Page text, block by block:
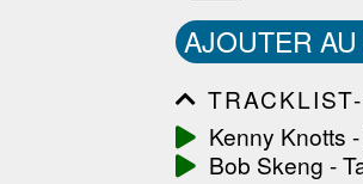
AJOUTER
Kenny Knotts
Bob Skeng -